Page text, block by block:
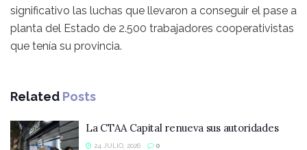
significativo las luchas que llevaron a conseguir el pase a
planta del Estado de 2.500 trabajadores cooperativistas
que tenía su provincia.
Related Posts
La CTAA Capital renueva sus autoridades
24 JULIO, 2026 0